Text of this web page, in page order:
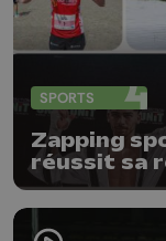
SPORTS
Zapping
réussit sa